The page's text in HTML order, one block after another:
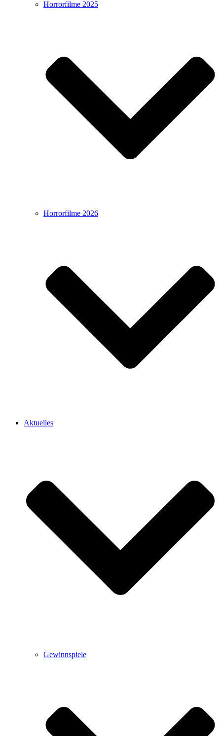
Horrorfilme 2025
Horrorfilme 2026
Aktuelles
Gewinnspiele